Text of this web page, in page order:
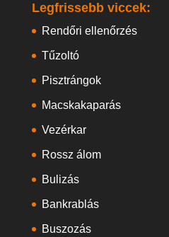
Legfrissebb viccek:
Rendőri ellenőrzés
Tűzoltó
Pisztrángok
Macskakaparás
Vezérkar
Rossz álom
Bulizás
Bankrablás
Buszozás